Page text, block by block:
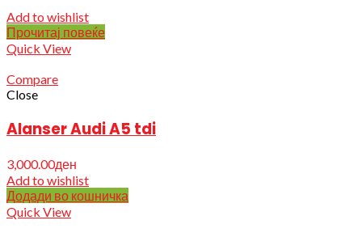
Add to wishlist
Прочитај повеќе
Quick View
Compare
Close
Alanser Audi A5 tdi
3,000.00ден
Add to wishlist
Додади во кошничка
Quick View